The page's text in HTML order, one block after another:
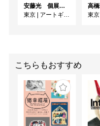
安藤光 個展『ドローイング細密画展2026』
東京
アートギャラリー絵の具箱
東京
こちらもおすすめ